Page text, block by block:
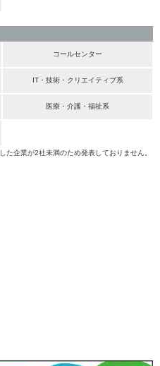
コールセンター
IT・技術・クリエイティブ系
医療・介護・福祉系
企業が2社未満のため発表しておりません。